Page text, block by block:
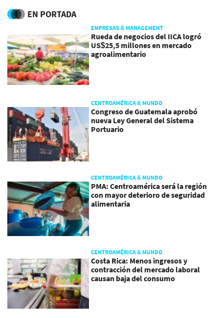
EN PORTADA
EMPRESAS & MANAGEMENT
Rueda de negocios del IICA logró
US$25,5 millones en mercado
agroalimentario
CENTROAMÉRICA & MUNDO
Congreso de Guatemala aprobó
nueva Ley General del Sistema
Portuario
CENTROAMÉRICA & MUNDO
PMA: Centroamérica será la región
con mayor deterioro de seguridad
alimentaria
CENTROAMÉRICA & MUNDO
Costa Rica: Menos ingresos y
contracción del mercado laboral
causan baja del consumo